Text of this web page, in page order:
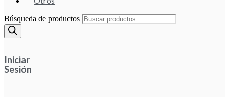
Búsqueda de productos
Iniciar
Sesión